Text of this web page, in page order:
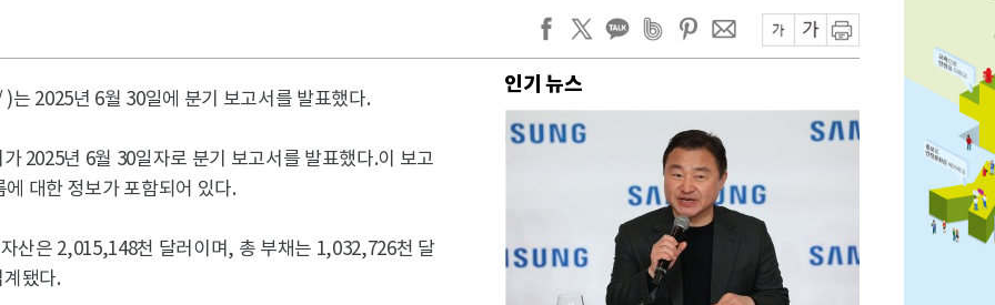
2025년 6월 30일에 분기 보고서를 발표했다.
2025년 6월 30일자로 분기 보고서를 발표했다.이 보고
대한 정보가 포함되어 있다.
산은 2,015,148천 달러이며, 총 부채는 1,032,726천 달
됐다.
인기 뉴스